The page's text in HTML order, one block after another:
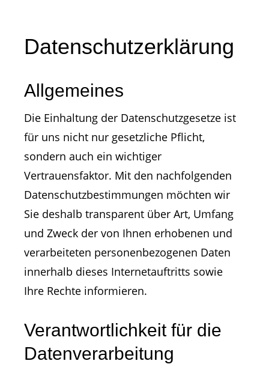
Datenschutzerklärung
Allgemeines
Die Einhaltung der Datenschutzgesetze ist
für uns nicht nur gesetzliche Pflicht,
sondern auch ein wichtiger
Vertrauensfaktor. Mit den nachfolgenden
Datenschutzbestimmungen möchten wir
Sie deshalb transparent über Art, Umfang
und Zweck der von Ihnen erhobenen und
verarbeiteten personenbezogenen Daten
innerhalb dieses Internetauftritts sowie
Ihre Rechte informieren.
Verantwortlichkeit für die
Datenverarbeitung